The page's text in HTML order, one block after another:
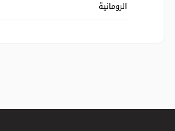
الرومانية